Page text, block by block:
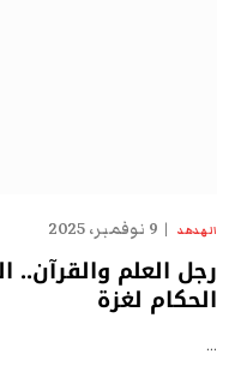
الهدهد 9 نوفمبر، 2025
رجل العلم
الحكام لغزة
…